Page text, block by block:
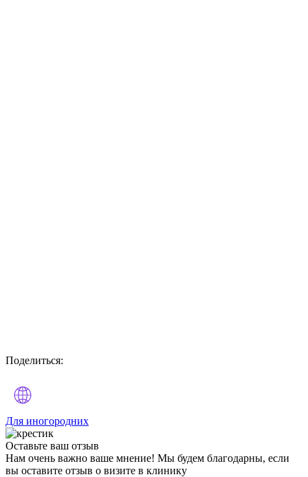
Поделиться:
Для иногородних
Оставьте ваш отзыв
Нам очень важно ваше мнение! Мы будем благодарны, если
вы оставите отзыв о визите в клинику